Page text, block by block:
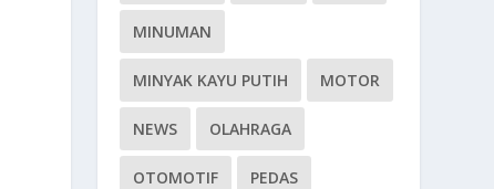
MINUMAN
MINYAK KAYU PUTIH MOTOR
NEWS OLAHRAGA
OTOMOTIF PEDAS